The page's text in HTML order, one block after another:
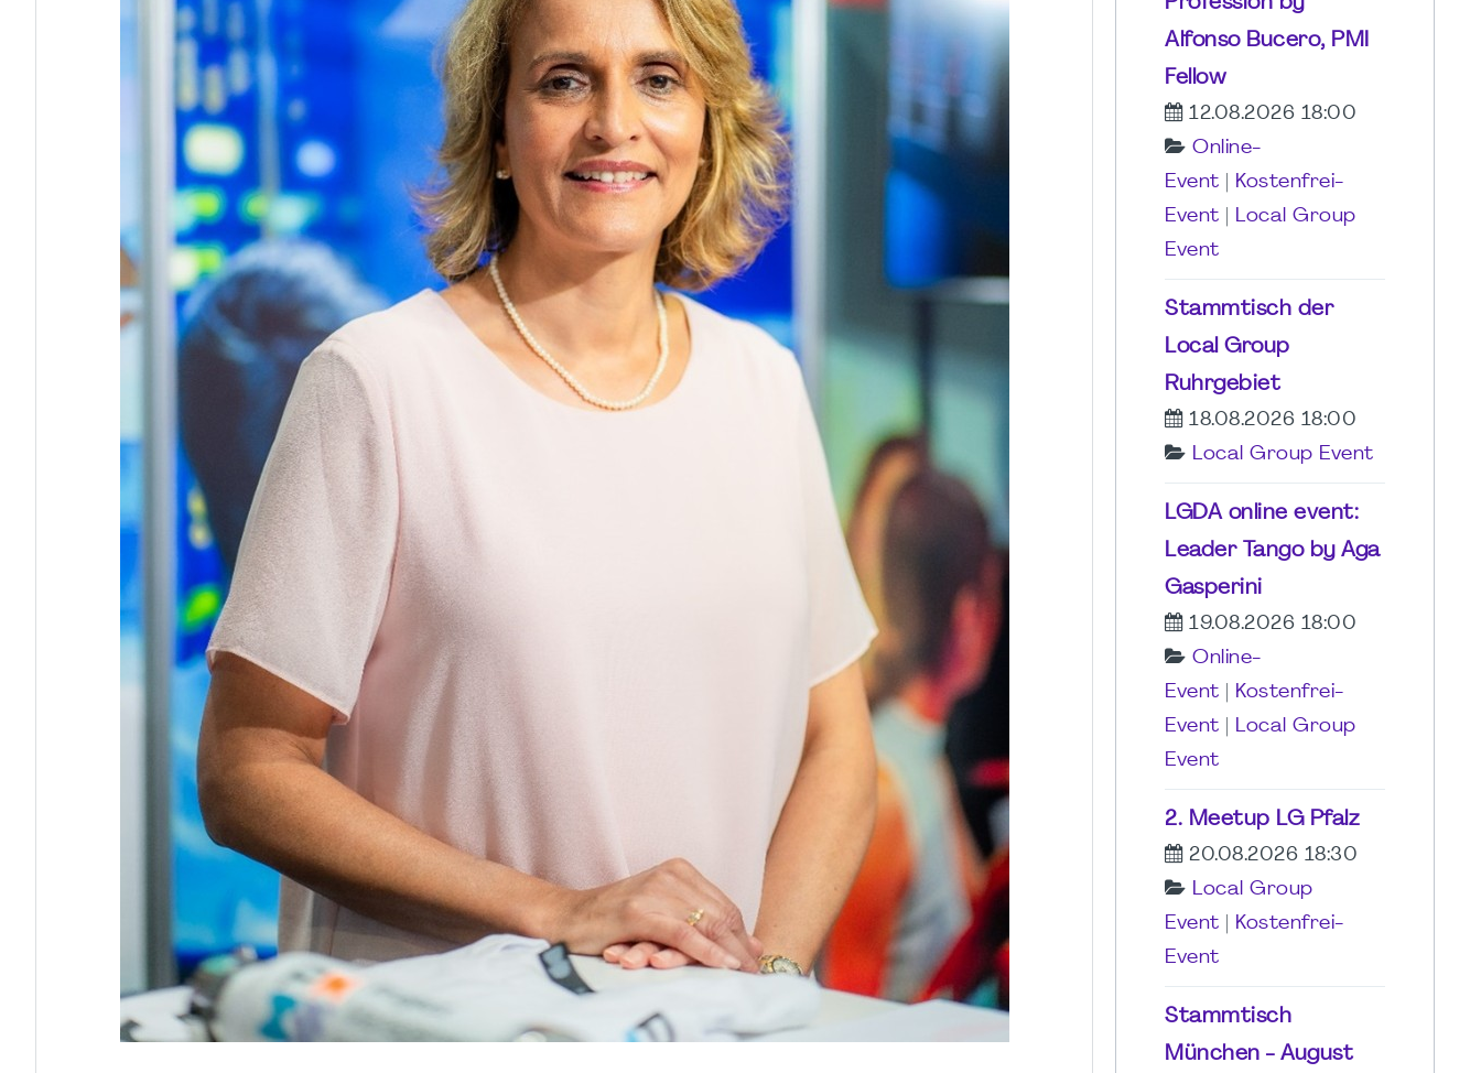
Alfonso Bucero, PMI
Fellow
12.08.2026 18:00
Online-
Event
Kostenfrei-
Event
Local Group
Event
Stammtisch der
Local Group
Ruhrgebiet
18.08.2026 18:00
Local Group Event
LGDA online event:
Leader Tango by Aga
Gasperini
19.08.2026 18:00
Online-
Event
Kostenfrei-
Event
Local Group
Event
2. Meetup LG Pfalz
20.08.2026 18:30
Local Group
Event
Kostenfrei-
Event
Stammtisch
München - August